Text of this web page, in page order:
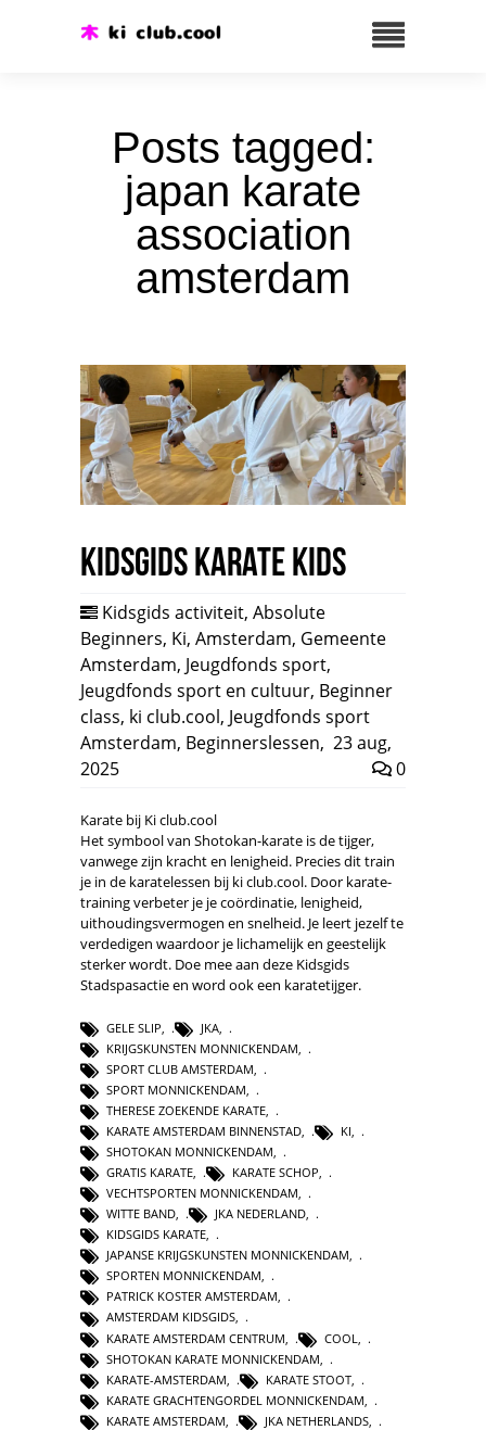
Posts tagged:
japan karate
association
amsterdam
Kidsgids Karate Kids
Kidsgids activiteit, Absolute
Beginners, Ki, Amsterdam, Gemeente
Amsterdam, Jeugdfonds sport,
Jeugdfonds sport en cultuur, Beginner
class, ki club.cool, Jeugdfonds sport
Amsterdam, Beginnerslessen, 23 aug,
2025
0
Karate bij Ki club.cool
Het symbool van Shotokan-karate is de tijger,
vanwege zijn kracht en lenigheid. Precies dit train
je in de karatelessen bij ki club.cool. Door karate-
training verbeter je je coördinatie, lenigheid,
uithoudingsvermogen en snelheid. Je leert jezelf te
verdedigen waardoor je lichamelijk en geestelijk
sterker wordt. Doe mee aan deze Kidsgids
Stadspasactie en word ook een karatetijger.
GELE SLIP JKA
KRIJGSKUNSTEN MONNICKENDAM
SPORT CLUB AMSTERDAM
SPORT MONNICKENDAM
THERESE ZOEKENDE KARATE
KARATE AMSTERDAM BINNENSTAD
KI
SHOTOKAN MONNICKENDAM
GRATIS KARATE, KARATE SCHOP,
VECHTSPORTEN MONNICKENDAM,
WITTE BAND, JKA NEDERLAND,
KIDSGIDS KARATE,
JAPANSE KRIJGSKUNSTEN MONNICKENDAM,
SPORTEN MONNICKENDAM,
PATRICK KOSTER AMSTERDAM,
AMSTERDAM KIDSGIDS,
KARATE AMSTERDAM CENTRUM
COOL
SHOTOKAN KARATE MONNICKENDAM
KARATE-AMSTERDAM
KARATE STOOT
KARATE GRACHTENGORDEL MONNICKENDAM
KARATE AMSTERDAM
JKA NETHERLANDS